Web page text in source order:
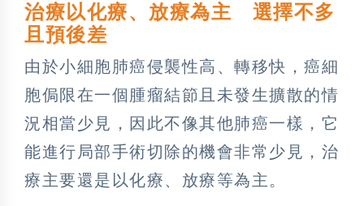
治療以化療、放療為主 選擇不多
且預後差
由於小細胞肺癌侵襲性高、轉移快，癌細
胞侷限在一個腫瘤結節且未發生擴散的情
況相當少見，因此不像其他肺癌一樣，它
能進行局部手術切除的機會非常少見，治
療主要還是以化療、放療等為主。